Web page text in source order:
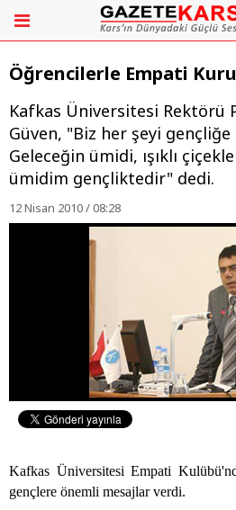
Öğrencilerle Empati
Kafkas Üniversitesi Rektörü
Güven, "Biz her şeyi gençliğe
Geleceğin ümidi, ışıklı
ümidim gençliktedir" dedi.
12 Nisan 2010 / 08:28
Kafkas Üniversitesi Empati
gençlere önemli mesajlar verdi.